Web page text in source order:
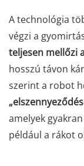
A technológia
végzi a
teljesen mellőzi
hosszú távon
szerint a robot
amelyek
például a rákot